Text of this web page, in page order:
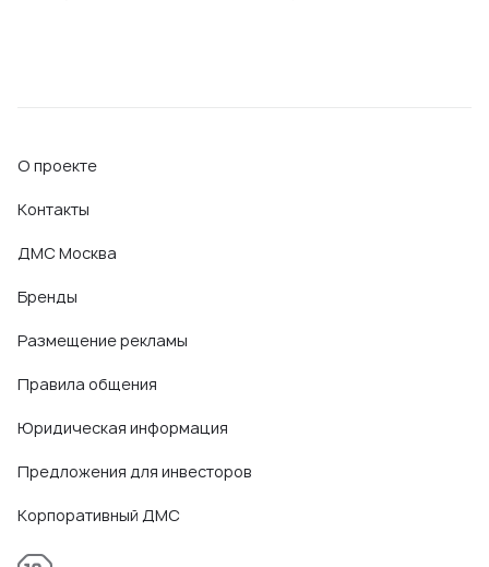
О проекте
Контакты
ДМС Москва
Бренды
Размещение рекламы
Правила общения
Юридическая информация
Предложения для инвесторов
Корпоративный ДМС